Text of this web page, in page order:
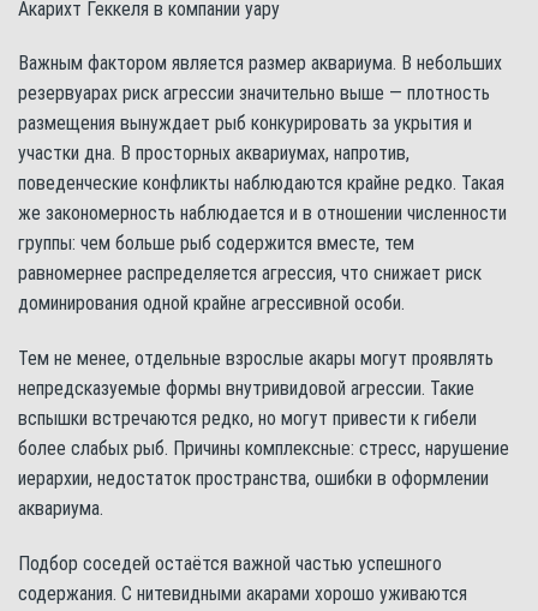
Акарихт Геккеля в компании уару
Важным фактором является размер аквариума. В небольших
резервуарах риск агрессии значительно выше — плотность
размещения вынуждает рыб конкурировать за укрытия и
участки дна. В просторных аквариумах, напротив,
поведенческие конфликты наблюдаются крайне редко. Такая
же закономерность наблюдается и в отношении численности
группы: чем больше рыб содержится вместе, тем
равномернее распределяется агрессия, что снижает риск
доминирования одной крайне агрессивной особи.
Тем не менее, отдельные взрослые акары могут проявлять
непредсказуемые формы внутривидовой агрессии. Такие
вспышки встречаются редко, но могут привести к гибели
более слабых рыб. Причины комплексные: стресс, нарушение
иерархии, недостаток пространства, ошибки в оформлении
аквариума.
Подбор соседей остаётся важной частью успешного
содержания. С нитевидными акарами хорошо уживаются